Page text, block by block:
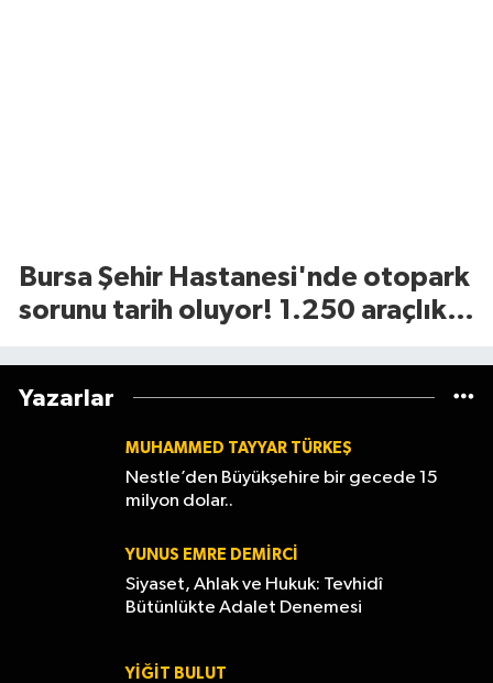
Bursa Şehir Hastanesi'nde otopark
sorunu tarih oluyor! 1.250 araçlık
Yazarlar
MUHAMMED TAYYAR TÜRKEŞ
Nestle’den Büyükşehire bir gecede 15
milyon dolar..
YUNUS EMRE DEMIRCI
Siyaset, Ahlak ve Hukuk: Tevhidî
Bütünlükte Adalet Denemesi
YİĞİT BULUT